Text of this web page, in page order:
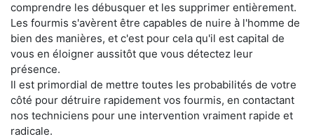
comprendre les débusquer et les supprimer entièrement.
Les fourmis s'avèrent être capables de nuire à l'homme de
bien des manières, et c'est pour cela qu'il est capital de
vous en éloigner aussitôt que vous détectez leur
présence.
Il est primordial de mettre toutes les probabilités de votre
côté pour détruire rapidement vos fourmis, en contactant
nos techniciens pour une intervention vraiment rapide et
radicale.